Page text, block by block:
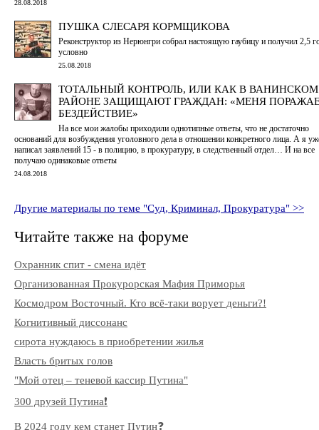
28.08.2018
ПУШКА СЛЕСАРЯ КОРМЩИКОВА
Реконструктор из Нерюнгри собрал настоящую гаубицу и получил 2,5
условно
25.08.2018
ТОТАЛЬНЫЙ КОНТРОЛЬ, ИЛИ КАК В ВАНИНСКОМ
РАЙОНЕ ЗАЩИЩАЮТ ГРАЖДАН: «МЕНЯ
БЕЗДЕЙСТВИЕ»
На все мои жалобы приходили однотипные ответы, что не достаточно
оснований для возбуждения уголовного дела в отношении конкретного лица. А я
написал заявлений 15 - в полицию, в прокуратуру, в следственный отдел… И на все
получаю одинаковые ответы
24.08.2018
Другие материалы по теме "Суд, Криминал, Прокуратура" >>
Читайте также на форуме
Охранник спит - смена идёт
Организованная Прокурорская Мафия Приморья
Космодром Восточный. Кто всё-таки ворует деньги?!
Когнитивный диссонанс
сирота нуждаюсь в приобретении жилья
Власть бритых голов
"Мой отец – теневой кассир Путина"
300 друзей Путина❗️
В 2024 году кем станет Путин❓